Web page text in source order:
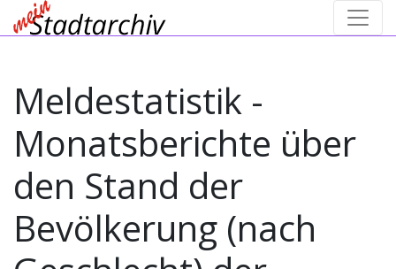
Meldestatistik -
Monatsberichte über
den Stand der
Bevölkerung (nach